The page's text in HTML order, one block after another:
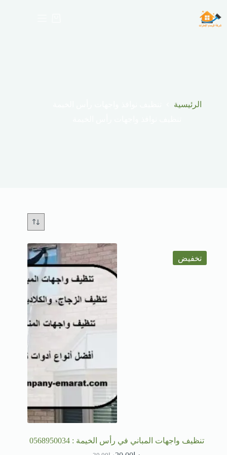
إلى
المحتوى
الرئيسية
تخفيض
تنظيف واجهات المباني في رأس الخيمة : 0568950034